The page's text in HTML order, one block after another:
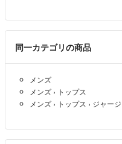
早い者勝ちです
フォローよろしくお願いします
夏シーズン到来値下げ祭り
同一カテゴリの商品
メンズ
メンズ › トップス
メンズ › トップス › ジャージ